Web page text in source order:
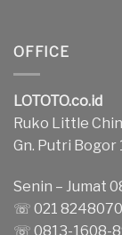
OFFICE
LOTOTO.co.id
Ruko Little
Gn. Putri Bogor
Senin – Jumat
☏ 021
☏ 0813-1608-